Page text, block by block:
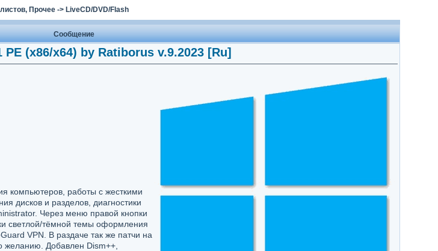
Прочее-> LiveCD/DVD/Flash
Сообщение
PE (x86/x64) by Ratiborus v.9.2023 [Ru]
компьютеров, работы с жесткими
дисков и разделов, диагностики
Через меню правой кнопки
светлой/тёмной темы оформления
VPN. В раздаче так же патчи на
желанию. Добавлен Dism++,